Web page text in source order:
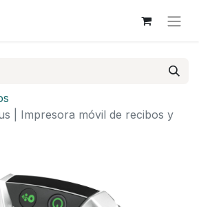
| Impresora móvil de recibos y